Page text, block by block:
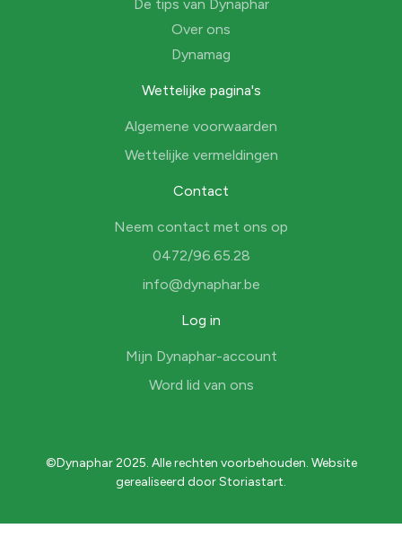
De tips van Dynaphar
Over ons
Dynamag
Wettelijke pagina's
Algemene voorwaarden
Wettelijke vermeldingen
Contact
Neem contact met ons op
0472/96.65.28
info@dynaphar.be
Log in
Mijn Dynaphar-account
Word lid van ons
©Dynaphar 2025. Alle rechten voorbehouden. Website
gerealiseerd doorStoriastart.